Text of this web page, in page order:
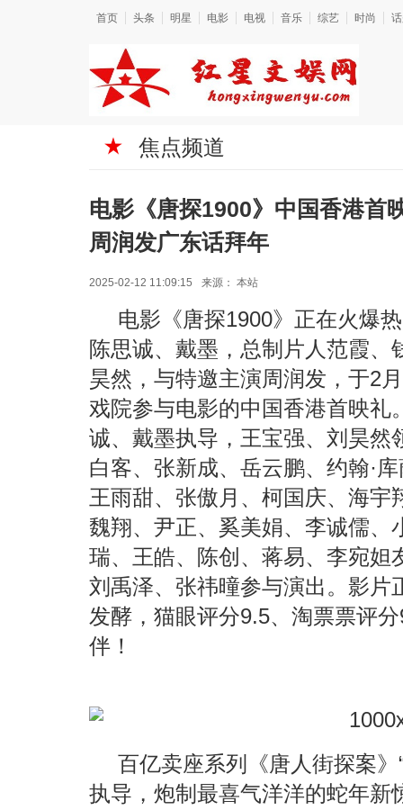
首页 头条 明星 电影 电视 音乐 综艺 时尚
焦点频道
电影《唐探1900》中国香港首
周润发广东话拜年
2025-02-12 11:09:15 来源： 本站
电影《唐探1900》正在火爆
陈思诚、戴墨，总制片人范霞
昊然，与特邀主演周润发，于2
戏院参与电影的中国香港首映礼
诚、戴墨执导，王宝强、刘昊然
白客、张新成、岳云鹏、约翰·
王雨甜、张傲月、柯国庆、海宇
魏翔、尹正、奚美娟、李诚儒、
瑞、王皓、陈创、蒋易、李宛妲
刘禹泽、张祎曈参与演出。影片
发酵，猫眼评分9.5、淘票票评
伴！
百亿卖座系列《唐人街探案
执导，炮制最喜气洋洋的蛇年新